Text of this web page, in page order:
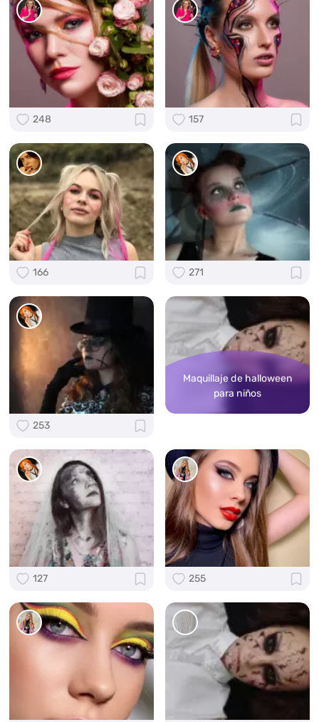
248 157
166 271
253
Maquillaje de halloween
para niños
127 255